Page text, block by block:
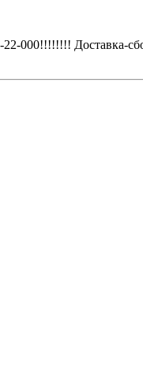
000!!!!!!!! Доставка-